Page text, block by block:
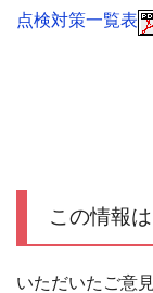
点検対策一覧表
この情報
いただいたご意